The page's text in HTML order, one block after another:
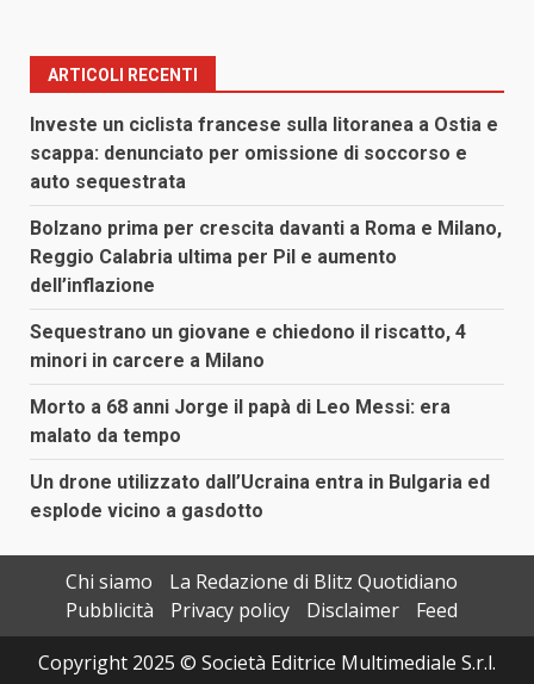
ARTICOLI RECENTI
Investe un ciclista francese sulla litoranea a Ostia e
scappa: denunciato per omissione di soccorso e
auto sequestrata
Bolzano prima per crescita davanti a Roma e Milano,
Reggio Calabria ultima per Pil e aumento
dell’inflazione
Sequestrano un giovane e chiedono il riscatto, 4
minori in carcere a Milano
Morto a 68 anni Jorge il papà di Leo Messi: era
malato da tempo
Un drone utilizzato dall’Ucraina entra in Bulgaria ed
esplode vicino a gasdotto
Chi siamo
La Redazione di Blitz Quotidiano
Pubblicità
Privacy policy Disclaimer
Feed
Copyright 2025 © Società Editrice Multimediale S.r.l.